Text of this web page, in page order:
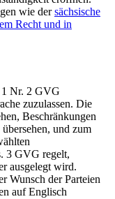
wie dersächsische
Recht und in
1 Nr. 2 GVG
zuzulassen. Die
Beschränkungen
und zum
3 GVG regelt,
ausgelegt wird.
Wunsch der Parteien
auf Englisch